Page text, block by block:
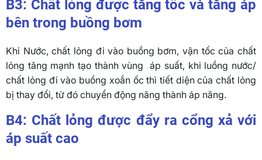
B3: Chất lỏng được tăng tốc và tăng áp
bên trong buồng bơm
Khi Nước, chất lỏng đi vào buồng bơm, vận tốc của chất
lỏng tăng mạnh tạo thành vùng áp suất, khi luồng nước/
chất lỏng đi vào buồng xoắn ốc thì tiết diện của chất lỏng
bị thay đổi, từ đó chuyển động năng thành áp năng.
B4: Chất lỏng được đẩy ra cổng xả với
áp suất cao